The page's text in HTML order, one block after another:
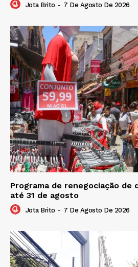
Jota Brito - 7 De Agosto De 2026
Programa de renegociação de
até 31 de agosto
Jota Brito - 7 De Agosto De 2026